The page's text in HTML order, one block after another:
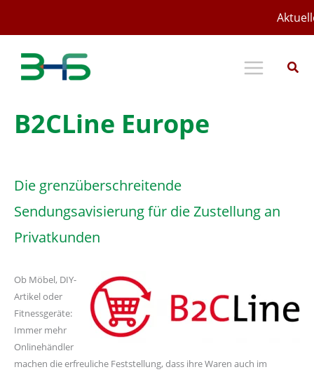
springen
B2CLine Europe
Die grenzüberschreitende
Sendungsavisierung für die Zustellung an
Privatkunden
Ob Möbel, DIY-
Artikel oder
Fitnessgeräte:
Immer mehr
Onlinehändler
machen die erfreuliche Feststellung, dass ihre Waren auch im